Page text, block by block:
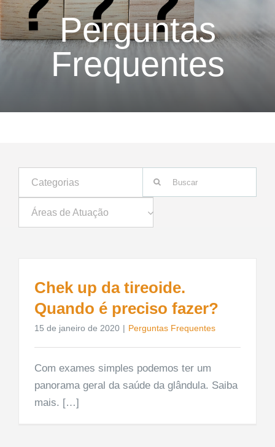
Perguntas
Frequentes
Categorias
Áreas de Atuação
para:
Chek up da tireoide.
Quando é preciso fazer?
15 de janeiro de 2020 | Perguntas Frequentes
Com exames simples podemos ter um
panorama geral da saúde da glândula. Saiba
mais. […]